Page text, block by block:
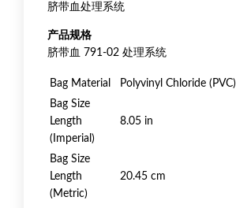
脐带血处理系统
产品规格
脐带血 791-02 处理系统
Bag Material
Polyvinyl Chloride (PVC)
Bag Size
Length
(Imperial)
8.05 in
Bag Size
Length
(Metric)
20.45 cm